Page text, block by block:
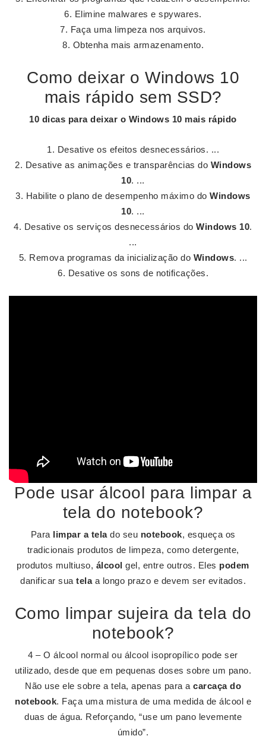
Elimine malwares e spywares.
Faça uma limpeza nos arquivos.
Obtenha mais armazenamento.
Como deixar o Windows 10
mais rápido sem SSD?
10 dicas paradeixar o Windows 10 mais rápido
Desative os efeitos desnecessários. ...
Desative as animações e transparências do Windows
10. ...
Habilite o plano de desempenho máximo doWindows
10. ...
Desative os serviços desnecessários doWindows 10.
...
Remova programas da inicialização do Windows. ...
Desative os sons de notificações.
Pode usar álcool para limpar a
tela do notebook?
Para limpar a telado seu notebook, esqueça os
tradicionais produtos de limpeza, como detergente,
produtos multiuso, álcool gel, entre outros. Eles podem
danificar sua telaa longo prazo e devem ser evitados.
Como limpar sujeira da tela do
notebook?
4 – O álcool normal ou álcool isopropílico pode ser
utilizado, desde que em pequenas doses sobre um pano.
Não use ele sobre a tela, apenas para a carcaça do
notebook. Faça uma mistura de uma medida de álcool e
duas de água. Reforçando, “use um pano levemente
úmido”.